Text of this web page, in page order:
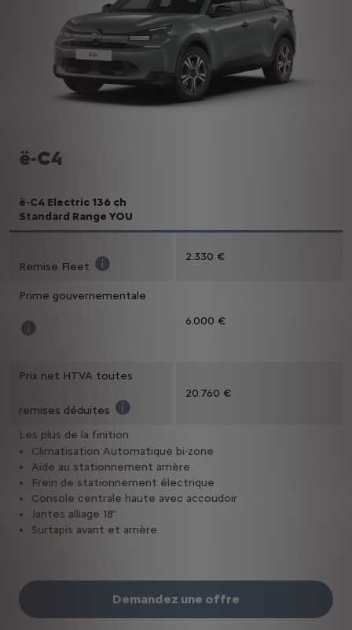
ë-C4
ë-C4 Electric 136 ch
Standard Range YOU
Remise Fleet
2.330 €
Prime gouvernementale
6.000 €
Prix net HTVA toutes
remises déduites
20.760 €
Les plus de la finition
Climatisation Automatique bi-zone
Aide au stationnement arrière
Frein de stationnement électrique
Console centrale haute avec accoudoir
Jantes alliage 18''
Surtapis avant et arrière
Demandez une offre